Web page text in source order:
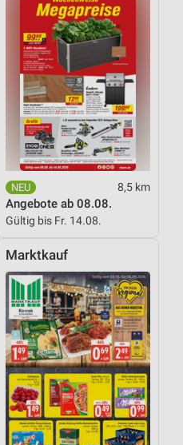
8,5 km
Angebote ab 08.08.
Gültig bis Fr. 14.08.
Marktkauf